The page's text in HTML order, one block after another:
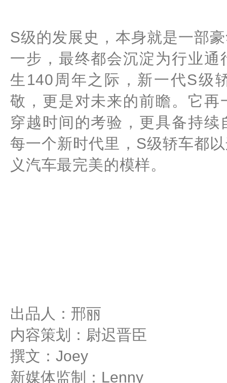
S级的发展史，本身就是一部
一步，最终都会沉淀为行业
生140周年之际，新一代S级
敬，更是对未来的前瞻。它
穿越时间的考验，更具备持
每一个新时代里，S级轿车都
义汽车最完美的模样。
出品人：邢丽
内容策划：尉迟晋臣
撰文：Joey
新媒体监制：Lenny